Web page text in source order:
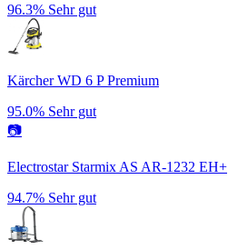
96.3% Sehr gut
Kärcher WD 6 P Premium
95.0% Sehr gut
📷
Electrostar Starmix AS AR-1232 EH+
94.7% Sehr gut